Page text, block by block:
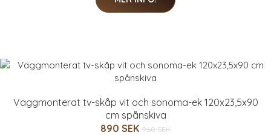
Väggmonterat tv-skåp vit och sonoma-ek 120x23,5x90
cm spånskiva
890 SEK 960 SEK